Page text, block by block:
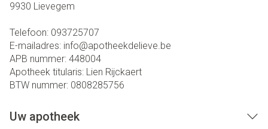
9930 Lievegem
Telefoon: 093725707
E-mailadres: info@apotheekdelieve.be
APB nummer: 448004
Apotheek titularis: Lien Rijckaert
BTW nummer: 0808285756
Uw apotheek